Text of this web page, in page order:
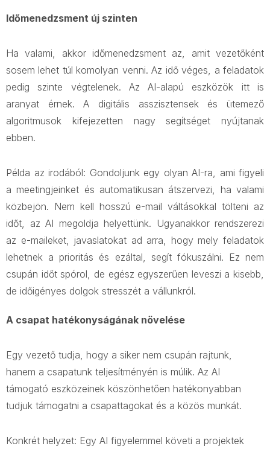
Időmenedzsment új szinten
Ha valami, akkor időmenedzsment az, amit vezetőként
sosem lehet túl komolyan venni. Az idő véges, a feladatok
pedig szinte végtelenek. Az AI-alapú eszközök itt is
aranyat érnek. A digitális asszisztensek és ütemező
algoritmusok kifejezetten nagy segítséget nyújtanak
ebben.
Példa az irodából: Gondoljunk egy olyan AI-ra, ami figyeli
a meetingjeinket és automatikusan átszervezi, ha valami
közbejön. Nem kell hosszú e-mail váltásokkal tölteni az
időt, az AI megoldja helyettünk. Ugyanakkor rendszerezi
az e-maileket, javaslatokat ad arra, hogy mely feladatok
lehetnek a prioritás és ezáltal, segít fókuszálni. Ez nem
csupán időt spórol, de egész egyszerűen leveszi a kisebb,
de időigényes dolgok stresszét a vállunkról.
A csapat hatékonyságának növelése
Egy vezető tudja, hogy a siker nem csupán rajtunk,
hanem a csapatunk teljesítményén is múlik. Az AI
támogató eszközeinek köszönhetően hatékonyabban
tudjuk támogatni a csapattagokat és a közös munkát.
Konkrét helyzet: Egy AI figyelemmel követi a projektek